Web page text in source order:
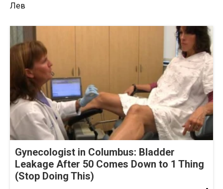
Лев
Gynecologist in Columbus: Bladder
Leakage After 50 Comes Down to 1 Thing
(Stop Doing This)